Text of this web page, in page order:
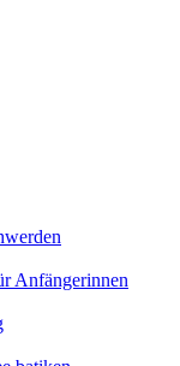
Anfängerinnen